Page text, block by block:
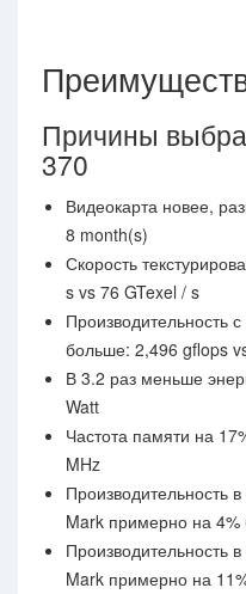
Причины
370
Видеокарта новее,
8 month(s)
Скорость
s vs 76 GTexel / s
Производительность
больше: 2,496 gflops
В 3.2 раз меньше
Watt
Частота памяти на
MHz
Производительность
Mark примерно на
Производительность
Mark примерно на